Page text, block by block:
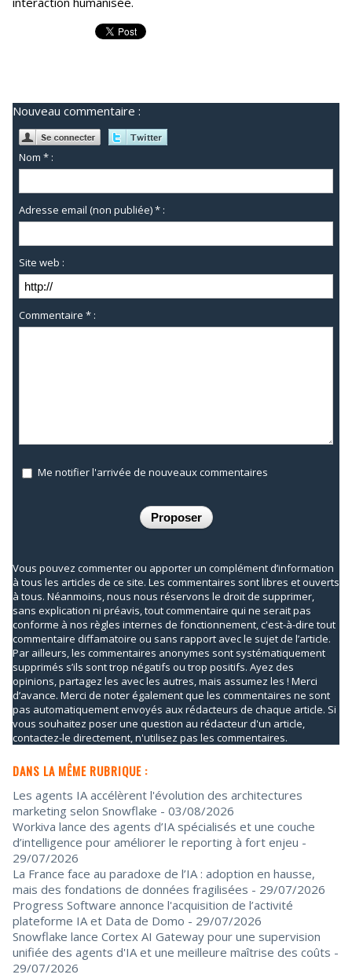
Nouveau commentaire :
Nom * :
Adresse email (non publiée) * :
Site web :
Commentaire * :
Me notifier l'arrivée de nouveaux commentaires
Vous pouvez commenter ou apporter un complément d’information
à tous les articles de ce site. Les commentaires sont libres et ouverts
à tous. Néanmoins, nous nous réservons le droit de supprimer,
sans explication ni préavis, tout commentaire qui ne serait pas
conforme à nos règles internes de fonctionnement, c'est-à-dire tout
commentaire diffamatoire ou sans rapport avec le sujet de l’article.
Par ailleurs, les commentaires anonymes sont systématiquement
supprimés s’ils sont trop négatifs ou trop positifs. Ayez des
opinions, partagez les avec les autres, mais assumez les ! Merci
d’avance. Merci de noter également que les commentaires ne sont
pas automatiquement envoyés aux rédacteurs de chaque article. Si
vous souhaitez poser une question au rédacteur d'un article,
contactez-le directement, n'utilisez pas les commentaires.
DANS LA MÊME RUBRIQUE :
Les agents IA accélèrent l'évolution des architectures
marketing selon Snowflake - 03/08/2026
Workiva lance des agents d’IA spécialisés et une couche
d’intelligence pour améliorer le reporting à fort enjeu -
29/07/2026
La France face au paradoxe de l’IA : adoption en hausse,
mais des fondations de données fragilisées - 29/07/2026
Progress Software annonce l'acquisition de l’activité
plateforme IA et Data de Domo - 29/07/2026
Snowflake lance Cortex AI Gateway pour une supervision
unifiée des agents d'IA et une meilleure maîtrise des coûts -
29/07/2026